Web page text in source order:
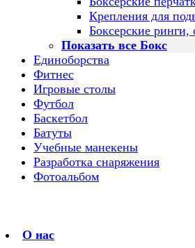
Крепления для
Боксерские ринги,
Показать все Бокс
Единоборства
Фитнес
Игровые столы
Футбол
Баскетбол
Батуты
Учебные манекены
Разработка снаряжения
Фотоальбом
О нас